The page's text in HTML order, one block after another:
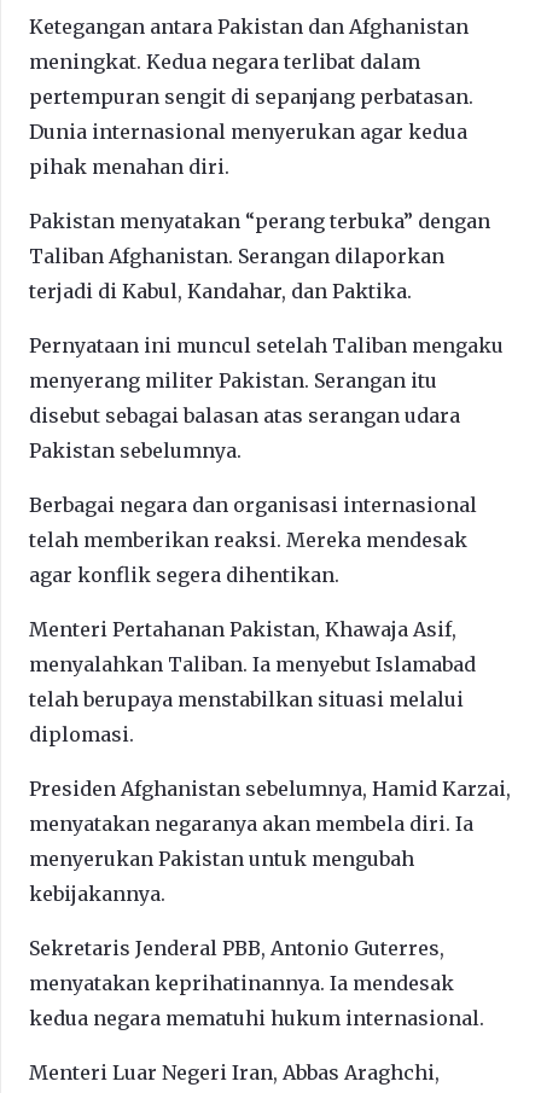
Ketegangan antara Pakistan dan Afghanistan
meningkat. Kedua negara terlibat dalam
pertempuran sengit di sepanjang perbatasan.
Dunia internasional menyerukan agar kedua
pihak menahan diri.
Pakistan menyatakan “perang terbuka” dengan
Taliban Afghanistan. Serangan dilaporkan
terjadi di Kabul, Kandahar, dan Paktika.
Pernyataan ini muncul setelah Taliban mengaku
menyerang militer Pakistan. Serangan itu
disebut sebagai balasan atas serangan udara
Pakistan sebelumnya.
Berbagai negara dan organisasi internasional
telah memberikan reaksi. Mereka mendesak
agar konflik segera dihentikan.
Menteri Pertahanan Pakistan, Khawaja Asif,
menyalahkan Taliban. Ia menyebut Islamabad
telah berupaya menstabilkan situasi melalui
diplomasi.
Presiden Afghanistan sebelumnya, Hamid Karzai,
menyatakan negaranya akan membela diri. Ia
menyerukan Pakistan untuk mengubah
kebijakannya.
Sekretaris Jenderal PBB, Antonio Guterres,
menyatakan keprihatinannya. Ia mendesak
kedua negara mematuhi hukum internasional.
Menteri Luar Negeri Iran, Abbas Araghchi,